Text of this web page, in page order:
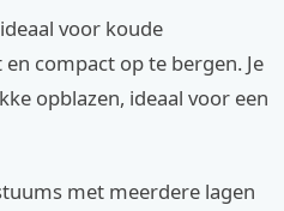
voor koude
compact op te bergen. Je
opblazen, ideaal voor een
met meerdere lagen